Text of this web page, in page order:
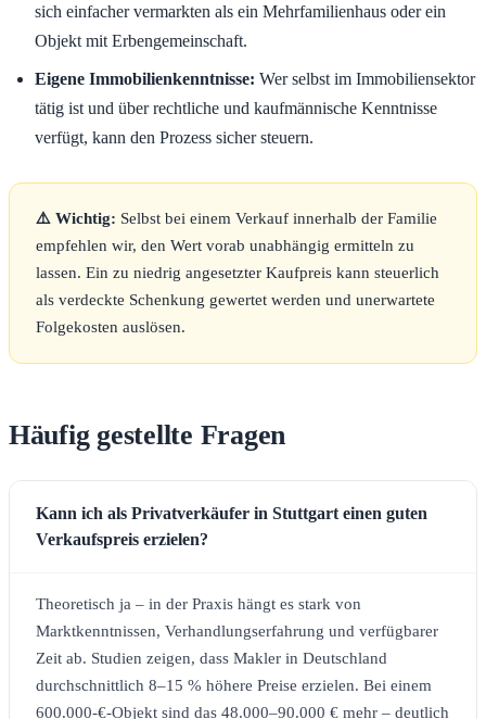
sich einfacher vermarkten als ein Mehrfamilienhaus oder ein
Objekt mit Erbengemeinschaft.
Eigene Immobilienkenntnisse: Wer selbst im Immobiliensektor
tätig ist und über rechtliche und kaufmännische Kenntnisse
verfügt, kann den Prozess sicher steuern.
⚠️ Wichtig: Selbst bei einem Verkauf innerhalb der Familie
empfehlen wir, den Wert vorab unabhängig ermitteln zu
lassen. Ein zu niedrig angesetzter Kaufpreis kann steuerlich
als verdeckte Schenkung gewertet werden und unerwartete
Folgekosten auslösen.
Häufig gestellte Fragen
Kann ich als Privatverkäufer in Stuttgart einen guten
Verkaufspreis erzielen?
Theoretisch ja – in der Praxis hängt es stark von
Marktkenntnissen, Verhandlungserfahrung und verfügbarer
Zeit ab. Studien zeigen, dass Makler in Deutschland
durchschnittlich 8–15 % höhere Preise erzielen. Bei einem
600.000-€-Objekt sind das 48.000–90.000 € mehr – deutlich